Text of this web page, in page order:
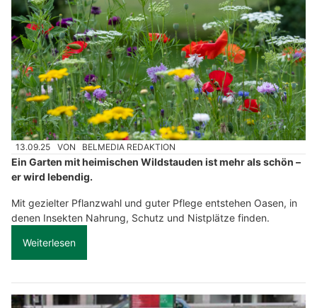
13.09.25 VON BELMEDIA REDAKTION
Ein Garten mit heimischen Wildstauden ist mehr als schön –
er wird lebendig.
Mit gezielter Pflanzwahl und guter Pflege entstehen Oasen, in
denen Insekten Nahrung, Schutz und Nistplätze finden.
Weiterlesen